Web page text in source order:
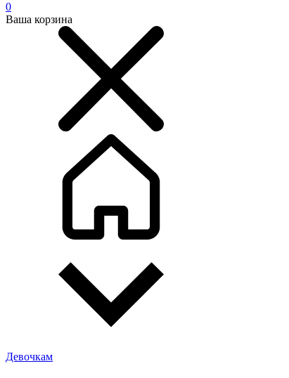
0
Ваша корзина
Девочкам